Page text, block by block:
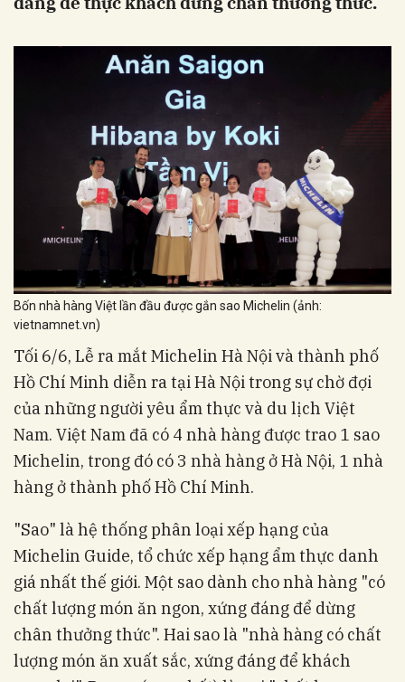
Bốn nhà hàng Việt lần đầu được gắn sao Michelin (ảnh:
vietnamnet.vn)
Tối 6/6, Lễ ra mắt Michelin Hà Nội và thành phố
Hồ Chí Minh diễn ra tại Hà Nội trong sự chờ đợi
của những người yêu ẩm thực và du lịch Việt
Nam. Việt Nam đã có 4 nhà hàng được trao 1 sao
Michelin, trong đó có 3 nhà hàng ở Hà Nội, 1 nhà
hàng ở thành phố Hồ Chí Minh.
"Sao" là hệ thống phân loại xếp hạng của
Michelin Guide, tổ chức xếp hạng ẩm thực danh
giá nhất thế giới. Một sao dành cho nhà hàng "có
chất lượng món ăn ngon, xứng đáng để dừng
chân thưởng thức". Hai sao là "nhà hàng có chất
lượng món ăn xuất sắc, xứng đáng để khách